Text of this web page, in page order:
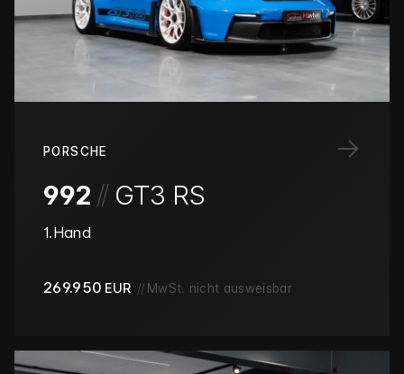
→
PORSCHE
992 // GT3 RS
1.Hand
269.950 EUR // MwSt. nicht ausweisbar